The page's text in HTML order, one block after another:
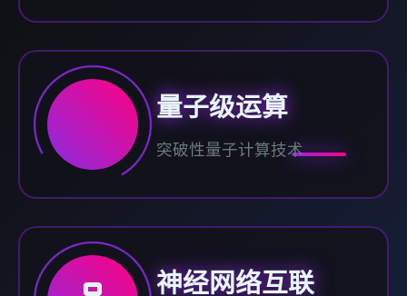
量子级运算
突破性量子计算技术
神经网络互联